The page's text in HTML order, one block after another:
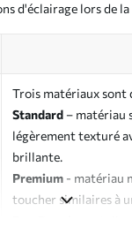
d'éclairage lors de la
Trois matériaux sont
Standard – matériau
légèrement texturé
brillante.
Premium - matériau
toucher similaires à